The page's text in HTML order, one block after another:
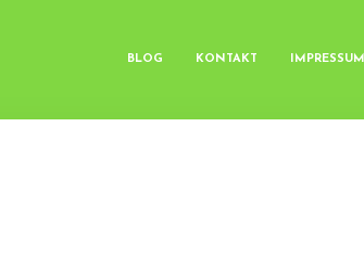
BLOG KONTAKT IMPRESSUM